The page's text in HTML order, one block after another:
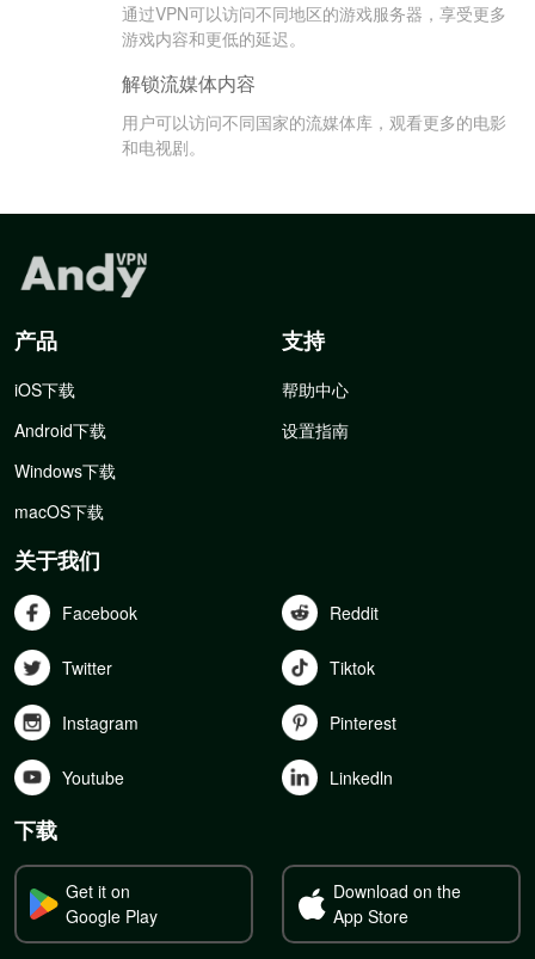
通过VPN可以访问不同地区的游戏服务器，享受更多
游戏内容和更低的延迟。
解锁流媒体内容
用户可以访问不同国家的流媒体库，观看更多的电影
和电视剧。
产品
iOS下载
Android下载
Windows下载
macOS下载
支持
帮助中心
设置指南
关于我们
Facebook Reddit
Twitter Tiktok
Instagram Pinterest
Youtube Linkedln
下载
Get it on
Google Play
Download on the
App Store